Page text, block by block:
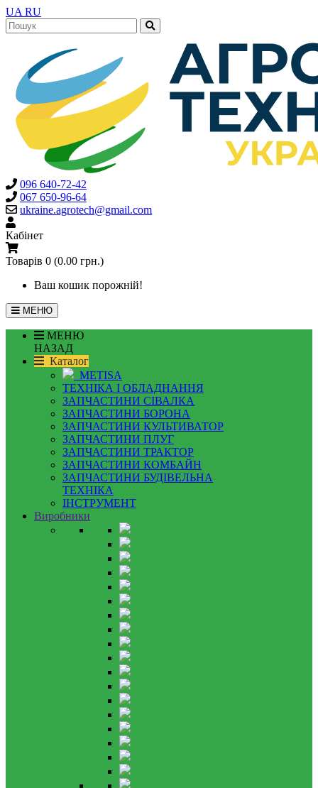
UA RU
096 640-72-42
067 650-96-64
ukraine.agrotech@gmail.com
Кабінет
Товарів 0 (0.00 грн.)
Ваш кошик порожній!
МЕНЮ
МЕНЮ
НАЗАД
Каталог
METISA
ТЕХНІКА І ОБЛАДНАННЯ
ЗАПЧАСТИНИ СІВАЛКА
ЗАПЧАСТИНИ БОРОНА
ЗАПЧАСТИНИ КУЛЬТИВАТОР
ЗАПЧАСТИНИ ПЛУГ
ЗАПЧАСТИНИ ТРАКТОР
ЗАПЧАСТИНИ КОМБАЙН
ЗАПЧАСТИНИ БУДІВЕЛЬНА
ТЕХНІКА
ІНСТРУМЕНТ
Виробники